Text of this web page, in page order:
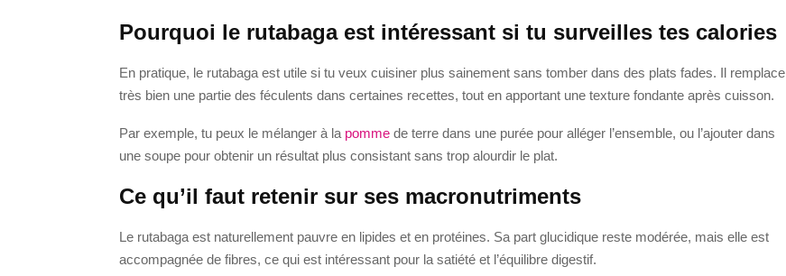
Pourquoi le rutabaga est intéressant si tu surveilles tes calories
En pratique, le rutabaga est utile si tu veux cuisiner plus sainement sans tomber dans des plats fades. Il remplace
très bien une partie des féculents dans certaines recettes, tout en apportant une texture fondante après cuisson.
Par exemple, tu peux le mélanger à la pomme de terre dans une purée pour alléger l’ensemble, ou l’ajouter dans
une soupe pour obtenir un résultat plus consistant sans trop alourdir le plat.
Ce qu’il faut retenir sur ses macronutriments
Le rutabaga est naturellement pauvre en lipides et en protéines. Sa part glucidique reste modérée, mais elle est
accompagnée de fibres, ce qui est intéressant pour la satiété et l’équilibre digestif.